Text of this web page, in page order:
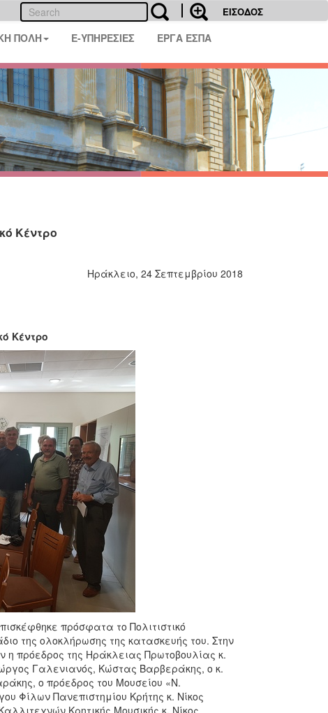
ΕΙΣΟΔΟΣ
ΠΟΛΗ E-ΥΠΗΡΕΣΙΕΣ ΕΡΓΑ ΕΣΠΑ
Κέντρο
Ηράκλειο, 24 Σεπτεμβρίου 2018
Κέντρο
πρόσφατα το Πολιτιστικό
της ολοκλήρωσης της κατασκευής του. Στην
η πρόεδρος της Ηράκλειας Πρωτοβουλίας κ.
Γαλενιανός, Κώστας Βαρβεράκης, ο κ.
ο πρόεδρος του Μουσείου «Ν.
Φίλων Πανεπιστημίου Κρήτης κ. Νίκος
Κρητικής Μουσικής κ. Νίκος